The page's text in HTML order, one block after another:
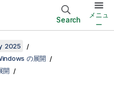
Search
メニュ
ー
2025
の展開
開